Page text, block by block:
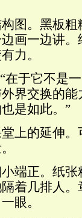
图。黑板
画一边讲
力。
在于它不是
界交换的
是如此。”
上的延伸
端正。纸
着几排人。
眼。